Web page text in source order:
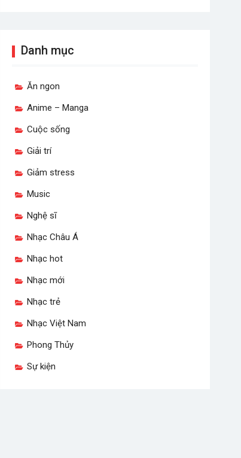
Danh mục
Ăn ngon
Anime – Manga
Cuộc sống
Giải trí
Giảm stress
Music
Nghệ sĩ
Nhạc Châu Á
Nhạc hot
Nhạc mới
Nhạc trẻ
Nhạc Việt Nam
Phong Thủy
Sự kiện